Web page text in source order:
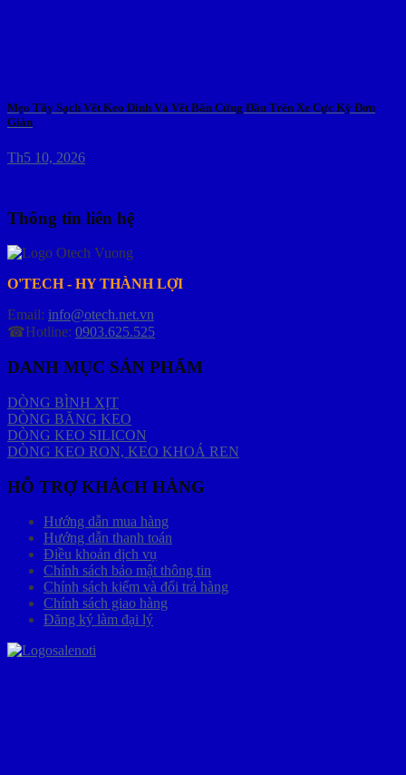
Mẹo Tẩy Sạch Vết Keo Dính Và Vết Bẩn Cứng Đầu Trên Xe Cực Kỳ Đơn
Giản
Th5 10, 2026
Thông tin liên hệ
O'TECH - HY THÀNH LỢI
Email: info@otech.net.vn
☎Hotline: 0903.625.525
DANH MỤC SẢN PHẨM
DÒNG BÌNH XỊT
DÒNG BĂNG KEO
DÒNG KEO SILICON
DÒNG KEO RON, KEO KHOÁ REN
HỖ TRỢ KHÁCH HÀNG
Hướng dẫn mua hàng
Hướng dẫn thanh toán
Điều khoản dịch vụ
Chính sách bảo mật thông tin
Chính sách kiểm và đổi trả hàng
Chính sách giao hàng
Đăng ký làm đại lý